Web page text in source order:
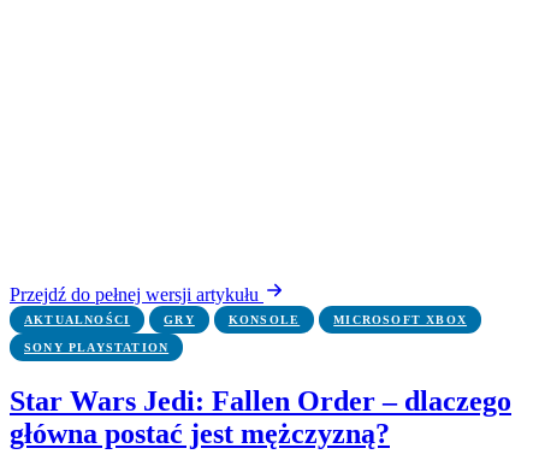
Przejdź do pełnej wersji artykułu
AKTUALNOŚCI GRY KONSOLE MICROSOFT XBOX
SONY PLAYSTATION
Star Wars Jedi: Fallen Order – dlaczego
główna postać jest mężczyzną?